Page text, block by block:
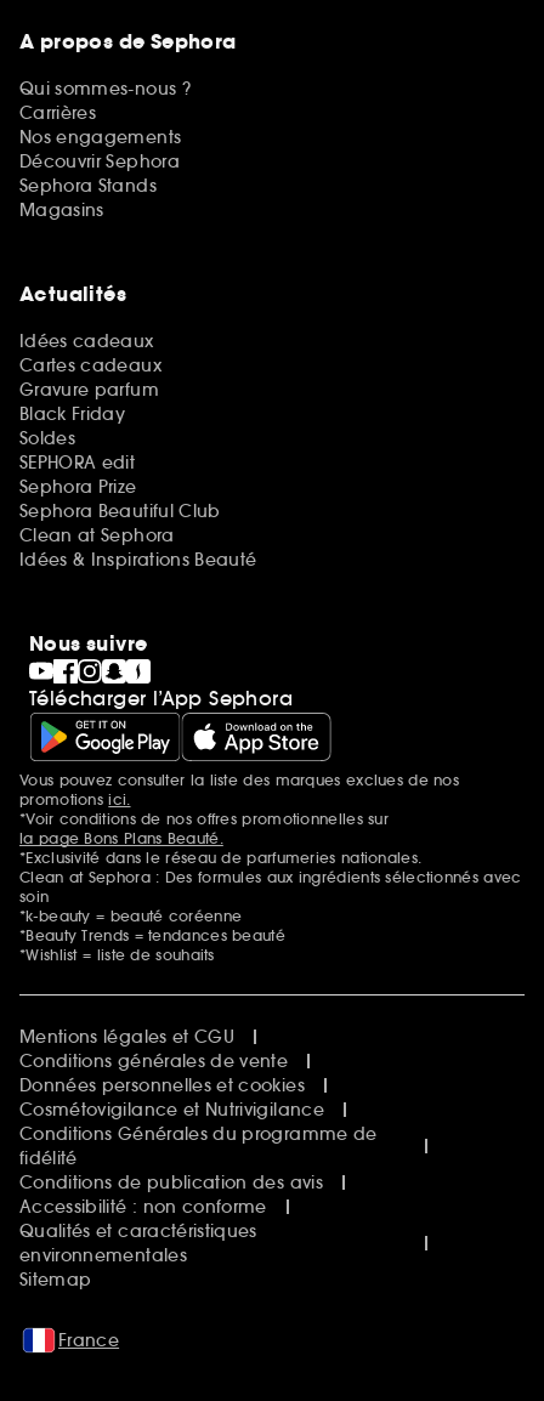
A propos de Sephora
Qui sommes-nous ?
Carrières
Nos engagements
Découvrir Sephora
Sephora Stands
Magasins
Actualités
Idées cadeaux
Cartes cadeaux
Gravure parfum
Black Friday
Soldes
SEPHORA edit
Sephora Prize
Sephora Beautiful Club
Clean at Sephora
Idées & Inspirations Beauté
Nous suivre
Télécharger l’App Sephora
Mentions additionnelles
Vous pouvez consulter la liste des marques exclues de nos
promotionsici.
*Voir conditions de nos offres promotionnelles sur
la page Bons Plans Beauté.
*Exclusivité dans le réseau de parfumeries nationales.
Clean at Sephora : Des formules aux ingrédients sélectionnés avec
soin
*k-beauty = beauté coréenne
*Beauty Trends = tendances beauté
*Wishlist = liste de souhaits
Mentions légales et CGU
Conditions générales de vente
Données personnelles et cookies
Cosmétovigilance et Nutrivigilance
Conditions Générales du programme de
fidélité
Conditions de publication des avis
Accessibilité : non conforme
Qualités et caractéristiques
environnementales
Sitemap
France